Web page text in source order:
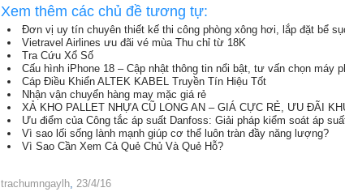
Xem thêm các chủ đề tương tự:
Đơn vị uy tín chuyên thiết kế thi công phòng xông hơi, lắp đặt bể
Vietravel Airlines ưu đãi vé mùa Thu chỉ từ 18K
Tra Cứu Xổ Số
Cấu hình iPhone 18 – Cập nhật thông tin nổi bật, tư vấn chọn máy
Cáp Điều Khiển ALTEK KABEL Truyền Tín Hiệu Tốt
Nhận vận chuyển hàng may mặc giá rẻ
XẢ KHO PALLET NHỰA CŨ LONG AN – GIÁ CỰC RẺ, ƯU ĐÃI
Ưu điểm của Công tắc áp suất Danfoss: Giải pháp kiểm soát áp
Vì sao lối sống lành mạnh giúp cơ thể luôn tràn đầy năng lượng?
Vì Sao Cần Xem Cả Quẻ Chủ Và Quẻ Hỗ?
trachumngaylh, 23/4/16